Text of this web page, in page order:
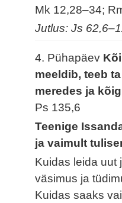
Mk 12,28–34;
Jutlus: Js
4. Pühapäev
meeldib, teeb
meredes ja
Ps 135,6
Teenige
ja vaimult
Kuidas leida uut
väsimus ja
Kuidas saaks